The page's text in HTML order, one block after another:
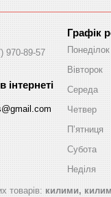
970-89-57
Графік
Понеділок
Вівторок
Середа
Четвер
Пʼятниця
Субота
Неділя
товарів: килими,